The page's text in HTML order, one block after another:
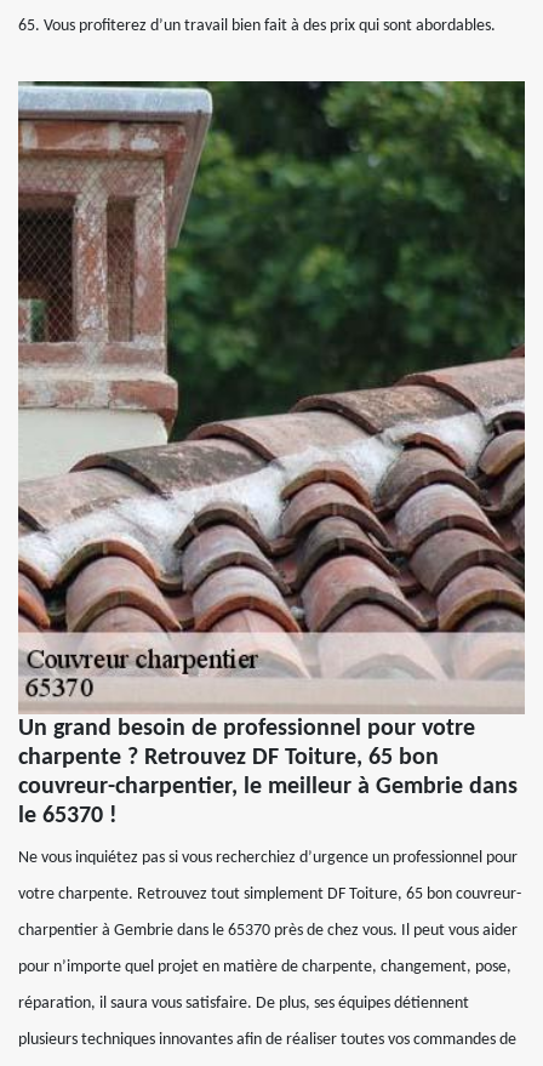
65. Vous profiterez d’un travail bien fait à des prix qui sont abordables.
Un grand besoin de professionnel pour votre
charpente ? Retrouvez DF Toiture, 65 bon
couvreur-charpentier, le meilleur à Gembrie dans
le 65370 !
Ne vous inquiétez pas si vous recherchiez d’urgence un professionnel pour
votre charpente. Retrouvez tout simplement DF Toiture, 65 bon couvreur-
charpentier à Gembrie dans le 65370 près de chez vous. Il peut vous aider
pour n’importe quel projet en matière de charpente, changement, pose,
réparation, il saura vous satisfaire. De plus, ses équipes détiennent
plusieurs techniques innovantes afin de réaliser toutes vos commandes de